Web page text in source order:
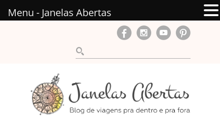
Menu - Janelas Abertas